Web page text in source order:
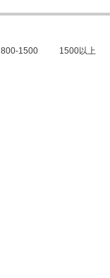
800-1500 1500以上